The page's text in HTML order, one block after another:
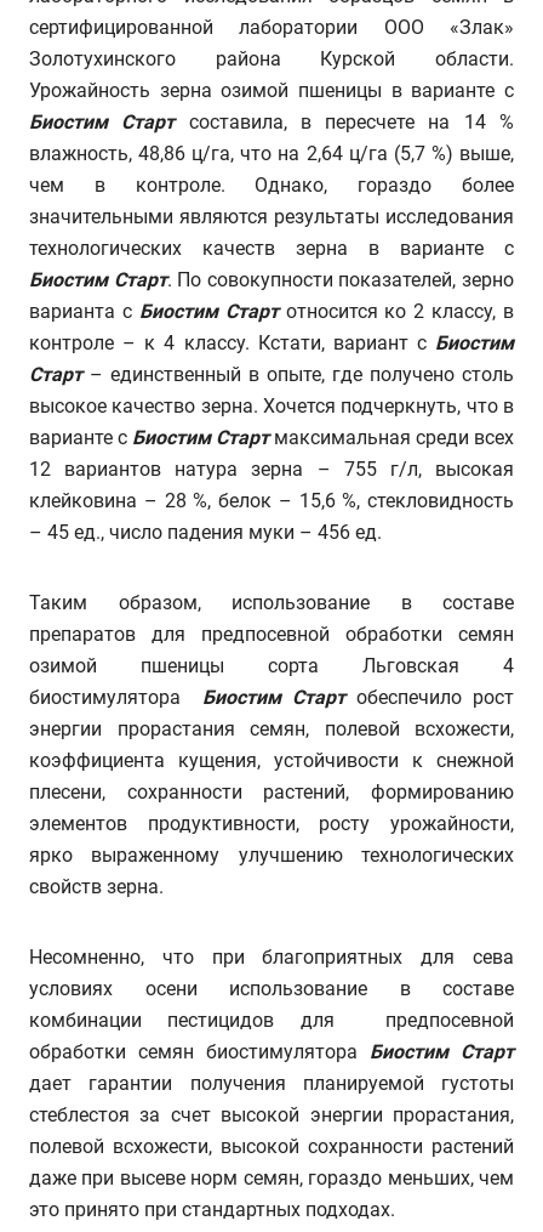
сертифицированной лаборатории ООО «Злак»
Золотухинского района Курской области.
Урожайность зерна озимой пшеницы в варианте с
Биостим Стартсоставила, в пересчете на 14 %
влажность, 48,86 ц/га, что на 2,64 ц/га (5,7 %) выше,
чем в контроле. Однако, гораздо более
значительными являются результаты исследования
технологических качеств зерна в варианте с
Биостим Старт. По совокупности показателей, зерно
варианта с Биостим Старт относится ко 2 классу, в
контроле – к 4 классу. Кстати, вариант с Биостим
Старт– единственный в опыте, где получено столь
высокое качество зерна. Хочется подчеркнуть, что в
варианте с Биостим Стартмаксимальная среди всех
12 вариантов натура зерна – 755 г/л, высокая
клейковина – 28 %, белок – 15,6 %, стекловидность
– 45 ед., число падения муки – 456 ед.
Таким образом, использование в составе
препаратов для предпосевной обработки семян
озимой пшеницы сорта Льговская 4
биостимулятора Биостим Стартобеспечило рост
энергии прорастания семян, полевой всхожести,
коэффициента кущения, устойчивости к снежной
плесени, сохранности растений, формированию
элементов продуктивности, росту урожайности,
ярко выраженному улучшению технологических
свойств зерна.
Несомненно, что при благоприятных для сева
условиях осени использование в составе
комбинации пестицидов для предпосевной
обработки семян биостимулятора Биостим Старт
дает гарантии получения планируемой густоты
стеблестоя за счет высокой энергии прорастания,
полевой всхожести, высокой сохранности растений
даже при высеве норм семян, гораздо меньших, чем
это принято при стандартных подходах.